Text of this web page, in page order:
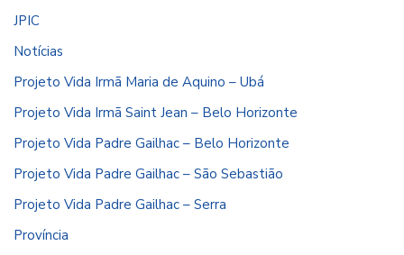
JPIC
Notícias
Projeto Vida Irmã Maria de Aquino – Ubá
Projeto Vida Irmã Saint Jean – Belo Horizonte
Projeto Vida Padre Gailhac – Belo Horizonte
Projeto Vida Padre Gailhac – São Sebastião
Projeto Vida Padre Gailhac – Serra
Província